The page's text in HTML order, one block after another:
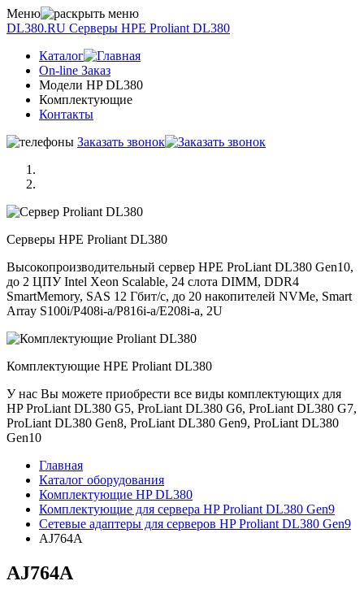
Меню
DL380.RU Серверы НРE Prоliаnt DL380
Каталог
On-line Заказ
Модели HP DL380
Комплектующие
Контакты
Заказать звонок
Серверы НРE Prоliаnt DL380
Высокопроизводительный сервер HPE ProLiant DL380 Gen10,
до 2 ЦПУ Intel Xeon Scalable, 24 слота DIMM, DDR4
SmartMemory, SAS 12 Гбит/с, до 20 накопителей NVMe, Smart
Array S100i/P408i-a/P816i-a/E208i-a, 2U
Комплектующие НРE Prоliаnt DL380
У нас Вы можете приобрести все виды комплектующих для
HP ProLiant DL380 G5, ProLiant DL380 G6, ProLiant DL380 G7,
ProLiant DL380 Gen8, ProLiant DL380 Gen9, ProLiant DL380
Gen10
Главная
Каталог оборудования
Комплектующие HP DL380
Комплектующие для сервера HP Proliant DL380 Gen9
Сетевые адаптеры для серверов HP Proliant DL380 Gen9
AJ764A
AJ764A